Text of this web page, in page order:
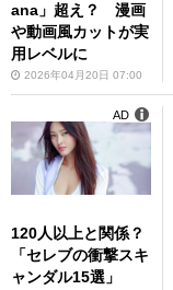
ana」超え？ 漫画
や動画風カットが実
用レベルに
2026年04月20日 07:00
120人以上と関係？
「セレブの衝撃スキ
ャンダル15選」
AD